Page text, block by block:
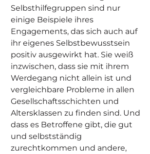
Selbsthilfegruppen sind nur
einige Beispiele ihres
Engagements, das sich auch auf
ihr eigenes Selbstbewusstsein
positiv ausgewirkt hat. Sie weiß
inzwischen, dass sie mit ihrem
Werdegang nicht allein ist und
vergleichbare Probleme in allen
Gesellschaftsschichten und
Altersklassen zu finden sind. Und
dass es Betroffene gibt, die gut
und selbstständig
zurechtkommen und andere,